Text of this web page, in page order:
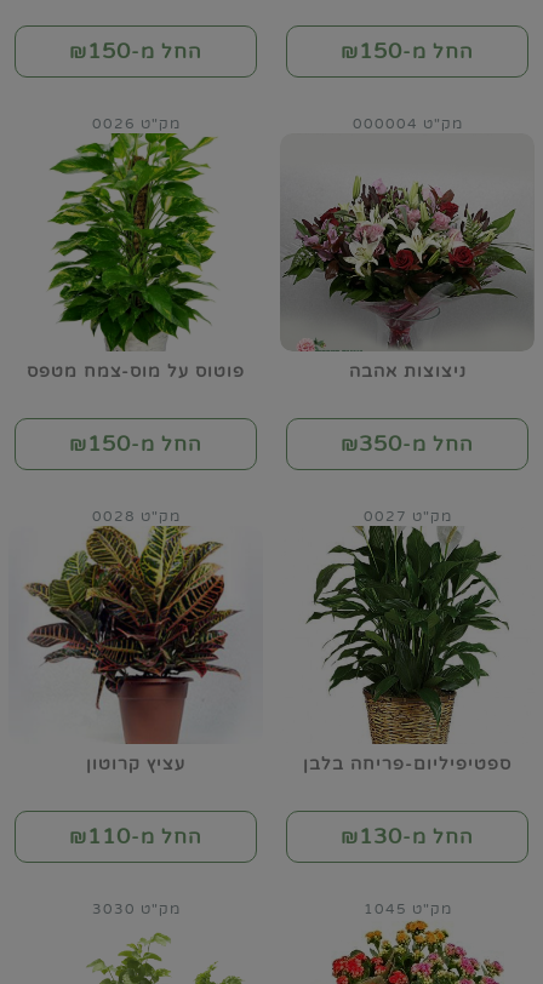
החל מ-₪150 החל מ-₪150
ניצוצות אהבה
מק"ט 000004
החל מ-₪350
פוטוס על מוס-צמח מטפס
מק"ט 0026
החל מ-₪150
ספטיפיליום-פריחה בלבן
מק"ט 0027
החל מ-₪130
עציץ קרוטון
מק"ט 0028
החל מ-₪110
מק"ט 1045 מק"ט 3030